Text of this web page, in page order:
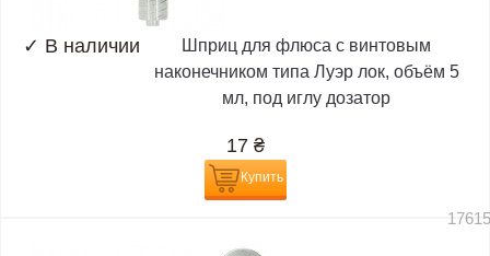
✓ В наличии
Шприц для флюса с винтовым
наконечником типа Луэр лок, объём 5
мл, под иглу дозатор
17 ₴
Купить